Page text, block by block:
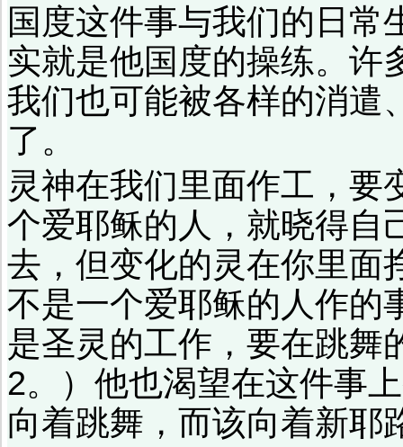
国度这件事与我们的日常
实就是他国度的操练。许
我们也可能被各样的消遣
了。
灵神在我们里面作工，要
个爱耶稣的人，就晓得自
去，但变化的灵在你里面
不是一个爱耶稣的人作的
是圣灵的工作，要在跳舞
2。）他也渴望在这件事
向着跳舞，而该向着新耶